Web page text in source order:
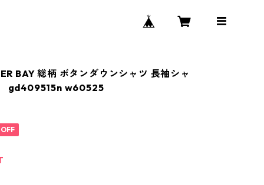
BAY 総柄 ボタンダウンシャツ 長袖シャ
gd409515n w60525